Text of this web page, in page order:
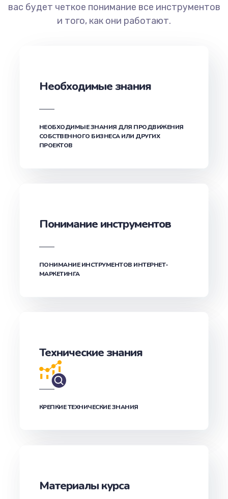
вас будет четкое понимание все инструментов
и того, как они работают.
Необходимые знания
НЕОБХОДИМЫЕ ЗНАНИЯ ДЛЯ ПРОДВИЖЕНИЯ
СОБСТВЕННОГО БИЗНЕСА ИЛИ ДРУГИХ
ПРОЕКТОВ
Понимание инструментов
ПОНИМАНИЕ ИНСТРУМЕНТОВ ИНТЕРНЕТ-
МАРКЕТИНГА
Технические знания
КРЕПКИЕ ТЕХНИЧЕСКИЕ ЗНАНИЯ
Материалы курса